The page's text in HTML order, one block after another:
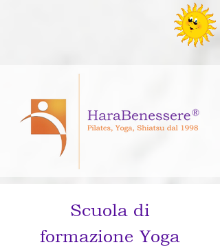
Scuola di
formazione Yoga